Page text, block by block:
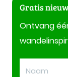
Gratis
Ontvang